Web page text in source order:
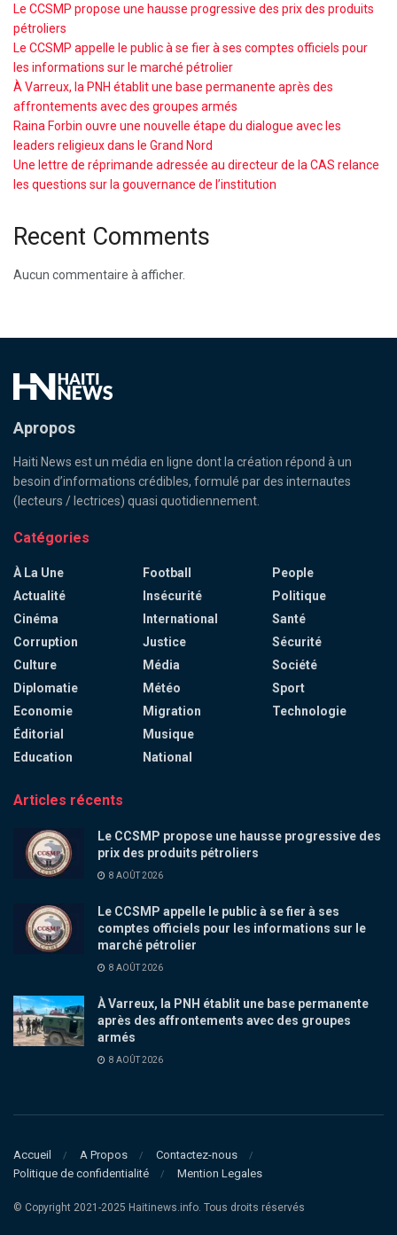
Le CCSMP propose une hausse progressive des prix des produits
pétroliers
Le CCSMP appelle le public à se fier à ses comptes officiels pour
les informations sur le marché pétrolier
À Varreux, la PNH établit une base permanente après des
affrontements avec des groupes armés
Raina Forbin ouvre une nouvelle étape du dialogue avec les
leaders religieux dans le Grand Nord
Une lettre de réprimande adressée au directeur de la CAS relance
les questions sur la gouvernance de l’institution
Recent Comments
Aucun commentaire à afficher.
Apropos
Haiti News est un média en ligne dont la création répond à un
besoin d’informations crédibles, formulé par des internautes
(lecteurs / lectrices) quasi quotidiennement.
Catégories
À La Une
Actualité
Cinéma
Corruption
Culture
Diplomatie
Economie
Éditorial
Education
Football
Insécurité
International
Justice
Média
Météo
Migration
Musique
National
People
Politique
Santé
Sécurité
Société
Sport
Technologie
Articles récents
Le CCSMP propose une hausse progressive des
prix des produits pétroliers
8 AOÛT 2026
Le CCSMP appelle le public à se fier à ses
comptes officiels pour les informations sur le
marché pétrolier
8 AOÛT 2026
À Varreux, la PNH établit une base permanente
après des affrontements avec des groupes
armés
8 AOÛT 2026
Accueil A Propos
Contactez-nous
Politique de confidentialité
Mention Legales
© Copyright 2021-2025 Haitinews.info. Tous droits réservés